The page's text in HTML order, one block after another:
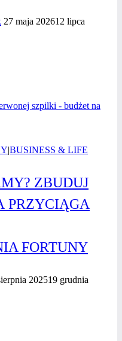
27 maja 202612 lipca
|BUSINESS & LIFE
ZBUDUJ
PRZYCIĄGA
FORTUNY
202519 grudnia